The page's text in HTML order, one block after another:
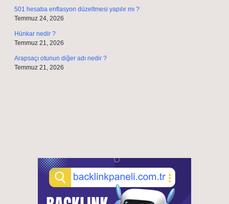
501 hesaba enflasyon düzeltmesi yapılır mı ?
Temmuz 24, 2026
Hünkar nedir ?
Temmuz 21, 2026
Arapsaçı otunun diğer adı nedir ?
Temmuz 21, 2026